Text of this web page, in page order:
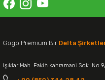
Gogo Premium Bir Delta
Işıklar Mah. Fakih kahramani Sok.